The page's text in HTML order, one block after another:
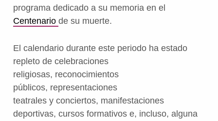
programa dedicado a su memoria en el
Centenario de su muerte.
El calendario durante este periodo ha estado
repleto de celebraciones
religiosas, reconocimientos
públicos, representaciones
teatrales y conciertos, manifestaciones
deportivas, cursos formativos e, incluso, alguna